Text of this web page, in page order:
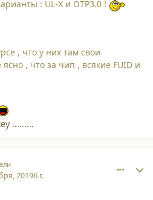
: UL-X и OTP3.0 !
, что у них там свои
, что за чип , всякие FUID и
.........
20196 г.